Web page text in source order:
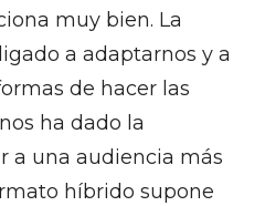
muy bien. La
a adaptarnos y a
de hacer las
ha dado la
a una audiencia más
híbrido supone